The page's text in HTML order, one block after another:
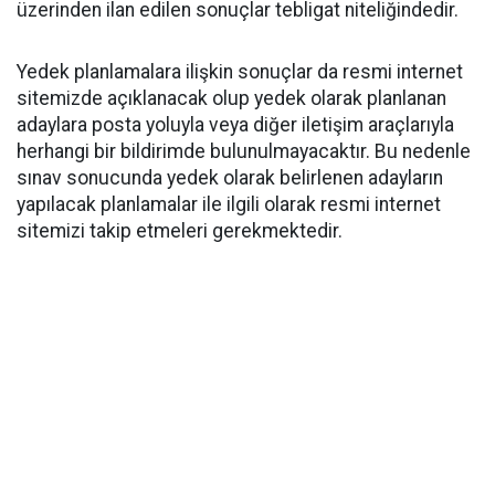
üzerinden ilan edilen sonuçlar tebligat niteliğindedir.
Yedek planlamalara ilişkin sonuçlar da resmi internet
sitemizde açıklanacak olup yedek olarak planlanan
adaylara posta yoluyla veya diğer iletişim araçlarıyla
herhangi bir bildirimde bulunulmayacaktır. Bu nedenle
sınav sonucunda yedek olarak belirlenen adayların
yapılacak planlamalar ile ilgili olarak resmi internet
sitemizi takip etmeleri gerekmektedir.